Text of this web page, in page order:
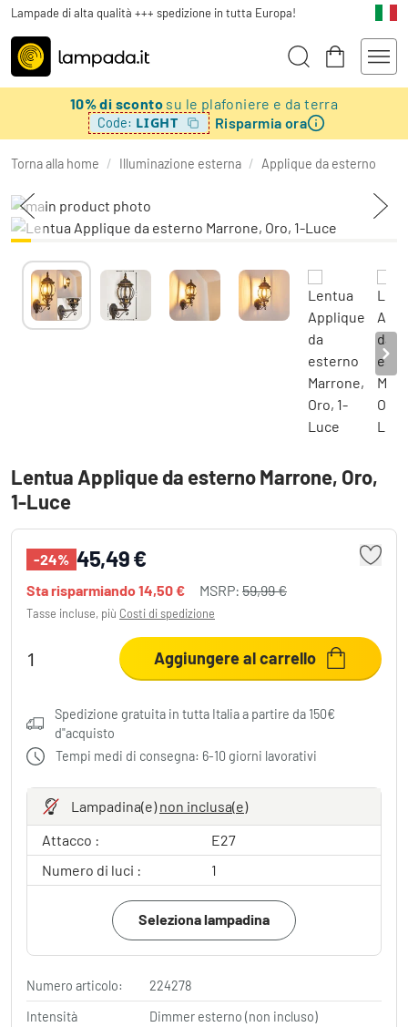
Lampade di alta qualità +++ spedizione in tutta Europa!
10% di sconto su le plafoniere e da terra
Code: LIGHT Risparmia ora
Torna alla home / Illuminazione esterna / Applique da esterno
Lentua Applique da esterno Marrone, Oro,
1-Luce
-24% 45,49 €
Sta risparmiando14,50 € MSRP: 59,99 €
Tasse incluse, più Costi di spedizione
Aggiungere al carrello
Spedizione gratuita in tutta Italia a partire da 150€
d"acquisto
Tempi medi di consegna: 6-10 giorni lavorativi
Lampadina(e)non inclusa(e)
Attacco :
E27
Numero di luci :
1
Seleziona lampadina
Numero articolo:
224278
Intensità
Dimmer esterno (non incluso)